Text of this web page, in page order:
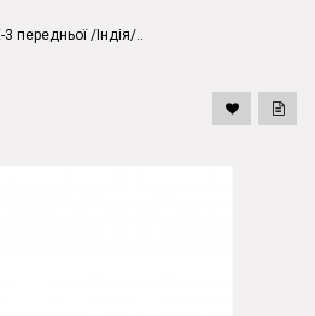
передньої /Індія/..